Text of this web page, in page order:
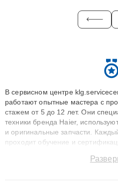
В сервисном центре
работают опытные мастера с
стажем от 5 до 12 лет. Они
техники бренда Haier,
и оригинальные запчасти.
проходит обучение и
сохранением гарантии до 3